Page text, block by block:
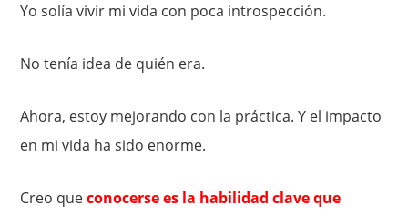
Yo solía ​​vivir mi vida con poca introspección.
No tenía idea de quién era.
Ahora, estoy mejorando con la práctica. Y el impacto
en mi vida ha sido enorme.
Creo queconocerse es la habilidad clave que